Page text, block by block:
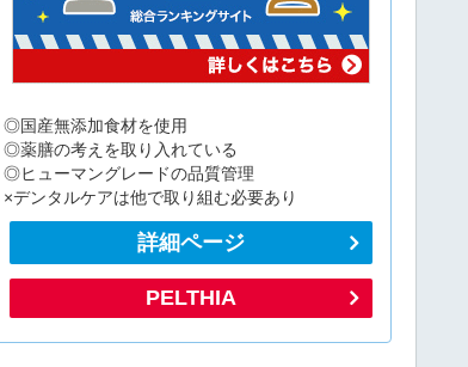
◎国産無添加食材を使用
◎薬膳の考えを取り入れている
◎ヒューマングレードの品質管理
×デンタルケアは他で取り組む必要あり
詳細ページ
PELTHIA